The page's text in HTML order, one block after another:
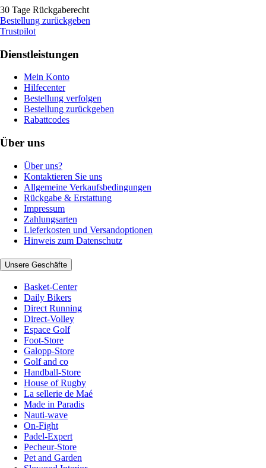
30 Tage Rückgaberecht
Bestellung zurückgeben
Trustpilot
Dienstleistungen
Mein Konto
Hilfecenter
Bestellung verfolgen
Bestellung zurückgeben
Rabattcodes
Über uns
Über uns?
Kontaktieren Sie uns
Allgemeine Verkaufsbedingungen
Rückgabe & Erstattung
Impressum
Zahlungsarten
Lieferkosten und Versandoptionen
Hinweis zum Datenschutz
Unsere Geschäfte
Basket-Center
Daily Bikers
Direct Running
Direct-Volley
Espace Golf
Foot-Store
Galopp-Store
Golf and co
Handball-Store
House of Rugby
La sellerie de Maé
Made in Paradis
Nauti-wave
On-Fight
Padel-Expert
Pecheur-Store
Pet and Garden